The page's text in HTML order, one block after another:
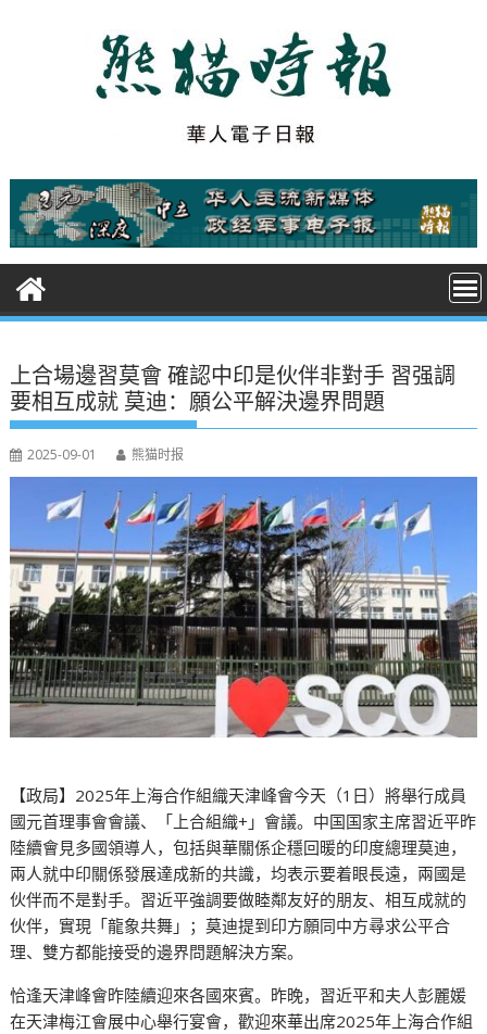
t
上合場邊習莫會 確認中印是伙伴非對手 習强調
要相互成就 莫迪：願公平解決邊界問題
2025-09-01 熊猫时报
【政局】2025年上海合作組織天津峰會今天（1日）將舉行成員
國元首理事會會議、「上合組織+」會議。中国国家主席習近平昨
陸續會見多國領導人，包括與華關係企穩回暖的印度總理莫迪，
兩人就中印關係發展達成新的共識，均表示要着眼長遠，兩國是
伙伴而不是對手。習近平強調要做睦鄰友好的朋友、相互成就的
伙伴，實現「龍象共舞」；莫迪提到印方願同中方尋求公平合
理、雙方都能接受的邊界問題解決方案。
恰逢天津峰會昨陸續迎來各國來賓。昨晚，習近平和夫人彭麗媛
在天津梅江會展中心舉行宴會，歡迎來華出席2025年上海合作組